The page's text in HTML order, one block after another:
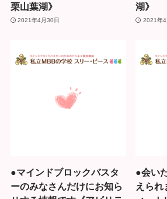
栗山葉湖》
2021年4月30日
湖》
2021年4
●マインドブロックバスタ
ーのみなさんだけにお知ら
●会い
えられ